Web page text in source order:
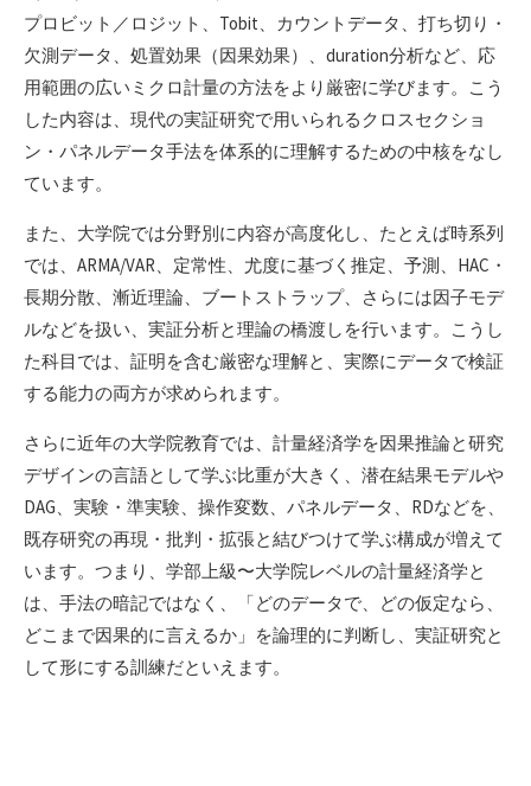
プロビット／ロジット、Tobit、カウントデータ、打ち切り・
欠測データ、処置効果（因果効果）、duration分析など、応
用範囲の広いミクロ計量の方法をより厳密に学びます。こう
した内容は、現代の実証研究で用いられるクロスセクショ
ン・パネルデータ手法を体系的に理解するための中核をなし
ています。
また、大学院では分野別に内容が高度化し、たとえば時系列
では、ARMA/VAR、定常性、尤度に基づく推定、予測、HAC・
長期分散、漸近理論、ブートストラップ、さらには因子モデ
ルなどを扱い、実証分析と理論の橋渡しを行います。こうし
た科目では、証明を含む厳密な理解と、実際にデータで検証
する能力の両方が求められます。
さらに近年の大学院教育では、計量経済学を因果推論と研究
デザインの言語として学ぶ比重が大きく、潜在結果モデルや
DAG、実験・準実験、操作変数、パネルデータ、RDなどを、
既存研究の再現・批判・拡張と結びつけて学ぶ構成が増えて
います。つまり、学部上級〜大学院レベルの計量経済学と
は、手法の暗記ではなく、「どのデータで、どの仮定なら、
どこまで因果的に言えるか」を論理的に判断し、実証研究と
して形にする訓練だといえます。